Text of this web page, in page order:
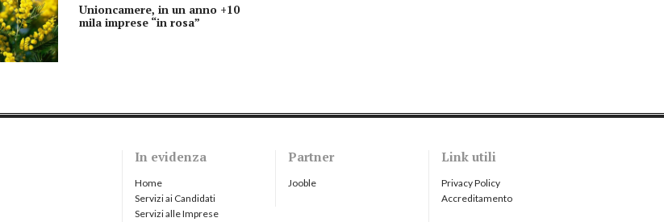
Unioncamere, in un anno +10
mila imprese “in rosa”
In evidenza
Home
Servizi ai Candidati
Servizi alle Imprese
Partner
Jooble
Link utili
Privacy Policy
Accreditamento